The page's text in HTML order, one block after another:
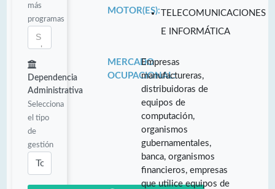
más
programas
Dependencia
Administrativa
Selecciona
el tipo
de
gestión
MOTOR(ES):TELECOMUNICACIONES
E INFORMÁTICA
MERCADO
OCUPACIONAL:
Empresas
manufactureras,
distribuidoras de
equipos de
computación,
organismos
gubernamentales,
banca, organismos
financieros, empresas
que utilice equipos de